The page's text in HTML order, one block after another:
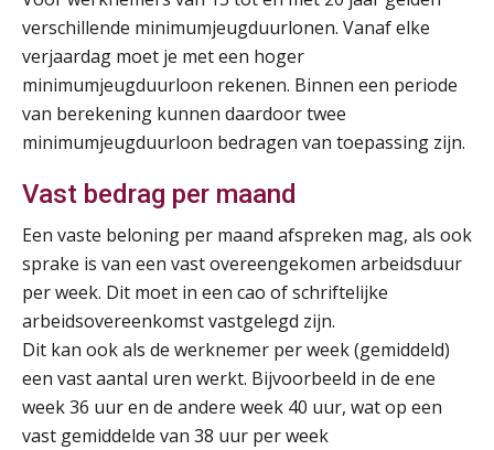
verschillende minimumjeugduurlonen. Vanaf elke
verjaardag moet je met een hoger
minimumjeugduurloon rekenen. Binnen een periode
van berekening kunnen daardoor twee
minimumjeugduurloon bedragen van toepassing zijn.
Vast bedrag per maand
Een vaste beloning per maand afspreken mag, als ook
sprake is van een vast overeengekomen arbeidsduur
per week. Dit moet in een cao of schriftelijke
arbeidsovereenkomst vastgelegd zijn.
Dit kan ook als de werknemer per week (gemiddeld)
een vast aantal uren werkt. Bijvoorbeeld in de ene
week 36 uur en de andere week 40 uur, wat op een
vast gemiddelde van 38 uur per week
07
AUG
Lonen in de Jaarrekening (NIRPA PE)
Markus Verbeek Praehep
11
AUG
Markus Verbeek Praehep
14
AUG
Markus Verbeek Praehep
17
AUG
Module Arbeidsrecht en Sociale Zekerheid VPS
Markus Verbeek Praehep
20
AUG
Module Loonheffingen PDL
Markus Verbeek Praehep